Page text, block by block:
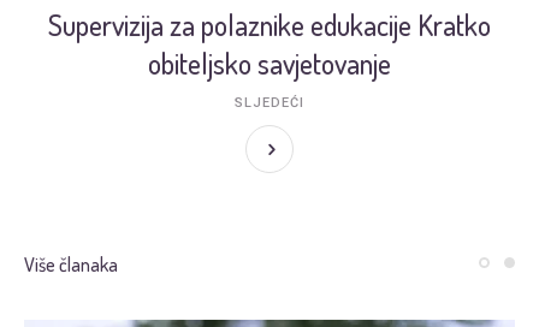
Supervizija za polaznike edukacije Kratko
obiteljsko savjetovanje
SLJEDEĆI
Više članaka